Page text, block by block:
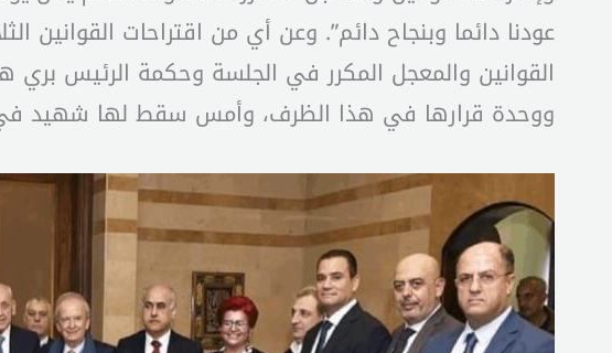
عودنا دائما وبنجاح دائم”. وعن أي من اقتراحات القوانين
القوانين والمعجل المكرر في الجلسة وحكمة الرئيس
ووحدة قرارها في هذا الظرف، وأمس سقط لها شهيد في